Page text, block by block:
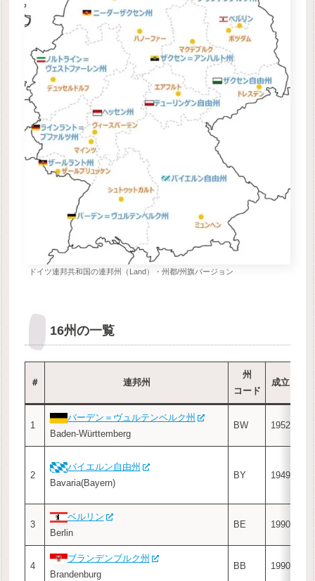
ドイツ連邦共和国の連邦州（Land）・州都/州旗バージョン
16州の一覧
＃ 連邦州
州
コード
成立
1
バーデン＝ヴュルテンベルク州
Baden-Württemberg
BW 1952
2
バイエルン自由州
Bavaria(Bayern)
BY 1949
3
ベルリン
Berlin
BE 1990
4
ブランデンブルク州
Brandenburg
BB 1990